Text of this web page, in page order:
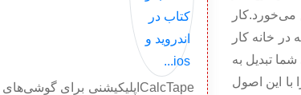
خانه کار
تبدیل به
این اصول